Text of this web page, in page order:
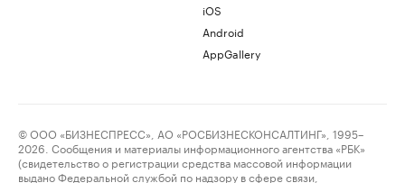
iOS
Android
AppGallery
© ООО «БИЗНЕСПРЕСС», АО «РОСБИЗНЕСКОНСАЛТИНГ», 1995–
2026. Сообщения и материалы информационного агентства «РБК»
(свидетельство о регистрации средства массовой информации
выдано Федеральной службой по надзору в сфере связи,